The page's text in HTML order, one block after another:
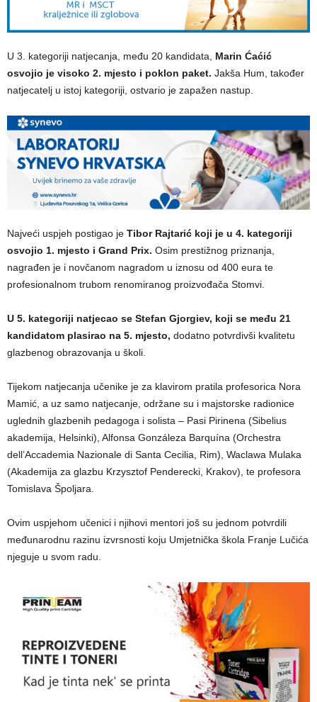
U 3. kategoriji natjecanja, među 20 kandidata,
Marin Ćaćić
osvojio je visoko 2. mjesto i poklon paket. Jakša Hum, također
natjecatelj u istoj kategoriji, ostvario je zapažen nastup.
Najveći uspjeh postigao je Tibor Rajtarić koji je u 4. kategoriji
osvojio 1. mjesto i Grand Prix. Osim prestižnog priznanja,
nagrađen je i novčanom nagradom u iznosu od 400 eura te
profesionalnom trubom renomiranog proizvođača Stomvi.
U 5. kategoriji natjecao se Stefan Gjorgiev, koji se među 21
kandidatom plasirao na 5. mjesto, dodatno potvrdivši kvalitetu
glazbenog obrazovanja u školi.
Tijekom natjecanja učenike je za klavirom pratila profesorica Nora
Mamić, a uz samo natjecanje, održane su i majstorske radionice
uglednih glazbenih pedagoga i solista – Pasi Pirinena (Sibelius
akademija, Helsinki), Alfonsa Gonzáleza Barquína (Orchestra
dell’Accademia Nazionale di Santa Cecilia, Rim), Waclawa Mulaka
(Akademija za glazbu Krzysztof Penderecki, Krakov), te profesora
Tomislava Špoljara.
Ovim uspjehom učenici i njihovi mentori još su jednom potvrdili
međunarodnu razinu izvrsnosti koju Umjetnička škola Franje Lučića
njeguje u svom radu.